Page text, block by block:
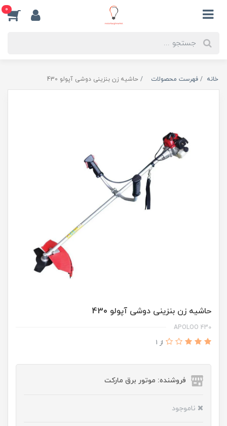
0
خانه فهرست محصولات حاشیه زن بنزینی دوشی آپولو 430
حاشیه زن بنزینی دوشی آپولو 430
APOLOO 430
از 1
فروشنده: موتور برق مارکت
ناموجود